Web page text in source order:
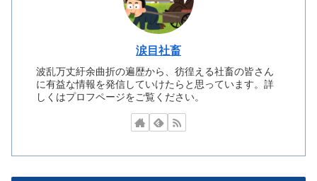
涙目社畜
波乱万丈紆余曲折の遍歴から、彷徨える社畜の皆さん
に有益な情報を発信していけたらと思っています。詳
しくはプロフページをご覧ください。